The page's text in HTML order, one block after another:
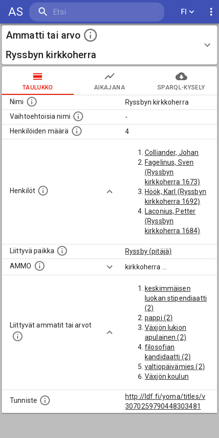
AS FI
Ammatti tai arvo
Ryssbyn kirkkoherra
TAULUKKO AIKAJANA SPARQL-KYSELY
Nimi
Ryssbyn kirkkoherra
Vaihtoehtoisia nimi
-
Henkilöiden määrä
4
Henkilöt
Colliander, Johan
Fagelinus, Sven
(Ryssbyn
kirkkoherra 1673)
Höök, Karl (Ryssbyn
kirkkoherra 1692)
Laconius, Petter
(Ryssbyn
kirkkoherra 1684)
Liittyvä paikka
Ryssby (pitäjä)
AMMO
kirkkoherra
Liittyvät ammatit tai arvot
keskimmäisen
luokan stipendiaatti
(2)
pappi (2)
Växjön lukion
apulainen (2)
filosofian
kandidaatti (2)
valtiopäivämies (2)
Växjön koulun
lääninrovasti (2)
professori (2)
Tunniste
http://ldf.fi/yoma/titles/v
3070259790448303481